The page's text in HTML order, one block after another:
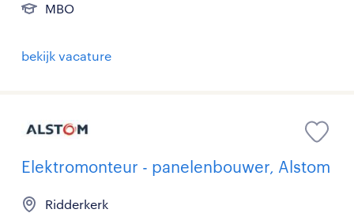
MBO
bekijk vacature
Elektromonteur - panelenbouwer, Alstom
Ridderkerk